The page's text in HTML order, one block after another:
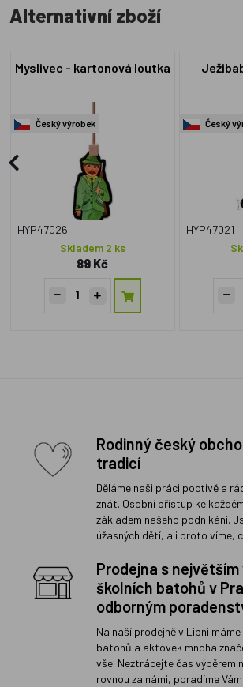
Alternativní zboží
Myslivec - kartonová loutka
Český výrobek
HYP47026
Skladem 2 ks
89 Kč
Český
HYP47021
Rodinný český
tradicí
Děláme naši práci poctivě a
znát. Osobní přístup ke
základem našeho podnikání.
úžasných dětí, a i proto víme,
Prodejna s
školních batohů v
odborným
Na naší prodejně v Libni
batohů a aktovek mnoha
vše. Neztrácejte čas výběrem
rovnou za námi, poradíme